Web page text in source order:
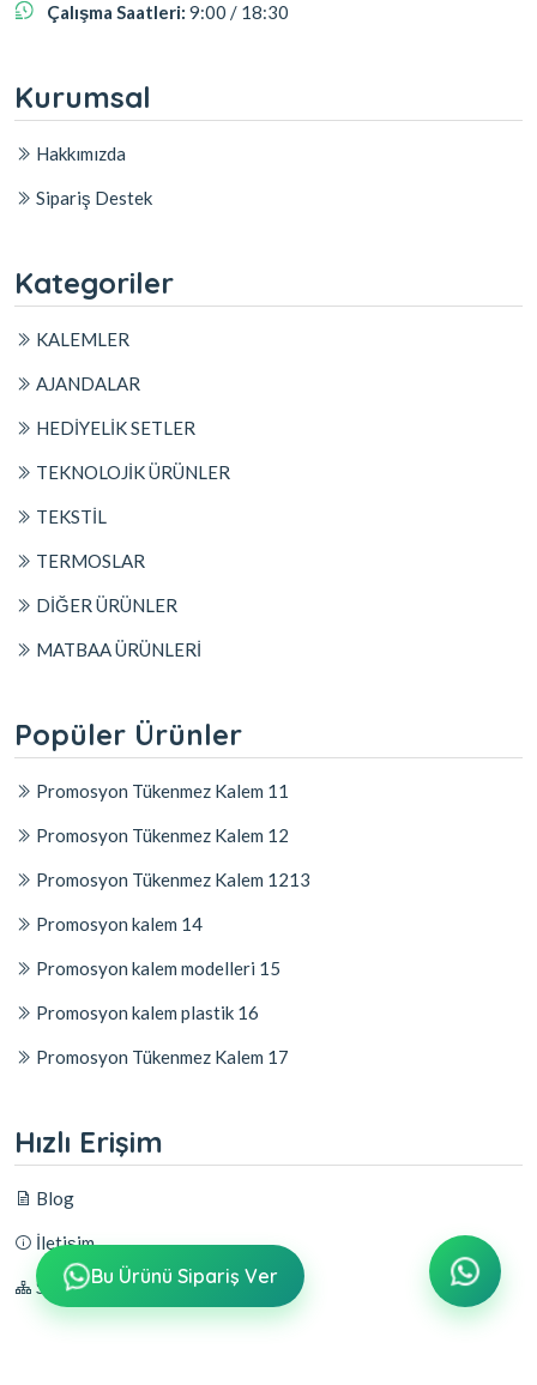
Bu Ürünü Sipariş Ver
Çalışma Saatleri: 9:00 / 18:30
Kurumsal
Hakkımızda
Sipariş Destek
Kategoriler
KALEMLER
AJANDALAR
HEDİYELİK SETLER
TEKNOLOJİK ÜRÜNLER
TEKSTİL
TERMOSLAR
DİĞER ÜRÜNLER
MATBAA ÜRÜNLERİ
Popüler Ürünler
Promosyon Tükenmez Kalem 11
Promosyon Tükenmez Kalem 12
Promosyon Tükenmez Kalem 1213
Promosyon kalem 14
Promosyon kalem modelleri 15
Promosyon kalem plastik 16
Promosyon Tükenmez Kalem 17
Hızlı Erişim
Blog
İletişim
Sitemap